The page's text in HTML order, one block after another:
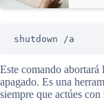
shutdown /a
Este comando abortará
apagado. Es una
siempre que actúes con